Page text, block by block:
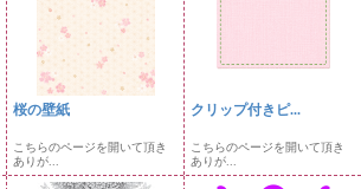
桜の壁紙
こちらのページを開いて頂き
ありが...
クリップ付きピ...
こちらのページを開いて頂き
ありが...